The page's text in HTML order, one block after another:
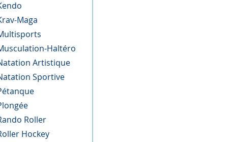
Maga
Haltéro
Artistique
Sportive
Roller
Hockey